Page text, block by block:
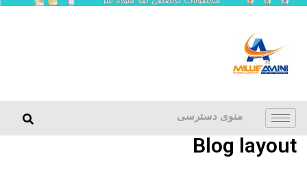
منوی دسترسی
Blog layout